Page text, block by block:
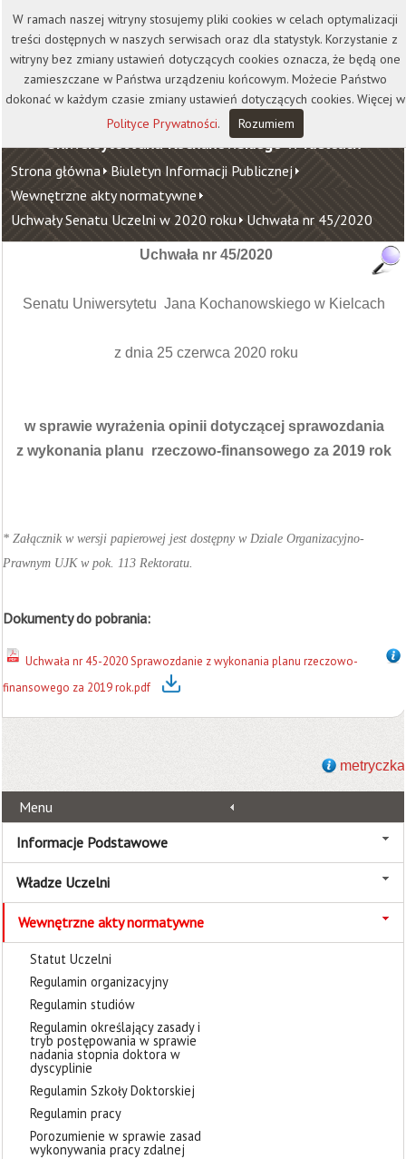
Kontakt Biblioteka
Wydawnictwo
Wirtualna Uczelnia
Uniwersytet Jana Kochanowskiego w Kielcach
Strona główna Biuletyn Informacji Publicznej
Wewnętrzne akty normatywne
Uchwały Senatu Uczelni w 2020 roku Uchwała nr 45/2020
Uchwała nr 45/2020
Senatu Uniwersytetu Jana Kochanowskiego w Kielcach
z dnia 25 czerwca 2020 roku
w sprawie wyrażenia opinii dotyczącej sprawozdania
z wykonania planu rzeczowo-finansowego za 2019 rok
* Załącznik w wersji papierowej jest dostępny w Dziale Organizacyjno-
Prawnym UJK w pok. 113 Rektoratu
Dokumenty do pobrania:
Uchwała nr 45-2020 Sprawozdanie z wykonania planu rzeczowo-
finansowego za 2019 rok.pdf
metryczka
Menu
Informacje Podstawowe
Władze Uczelni
Wewnętrzne akty normatywne
Statut Uczelni
Regulamin organizacyjny
Regulamin studiów
Regulamin określający zasady i
tryb postępowania w sprawie
nadania stopnia doktora w
dyscyplinie
Regulamin Szkoły Doktorskiej
Regulamin pracy
Porozumienie w sprawie zasad
wykonywania pracy zdalnej
W ramach naszej witryny stosujemy pliki cookies w celach optymalizacji
treści dostępnych w naszych serwisach oraz dla statystyk. Korzystanie z
witryny bez zmiany ustawień dotyczących cookies oznacza, że będą one
zamieszczane w Państwa urządzeniu końcowym. Możecie Państwo
dokonać w każdym czasie zmiany ustawień dotyczących cookies. Więcej w
Polityce Prywatności. Rozumiem